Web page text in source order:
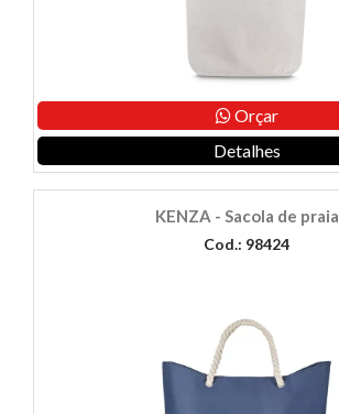
Orçar
Detalhes
KENZA - Sacola de praia
Cod.: 98424